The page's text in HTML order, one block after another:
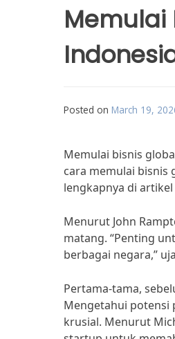
Memulai
Posted on March 19,
Memulai bisnis
cara memulai bisnis
lengkapnya di artikel
Menurut John
matang. “Penting
berbagai negara,”
Pertama-tama,
Mengetahui potensi
krusial. Menurut